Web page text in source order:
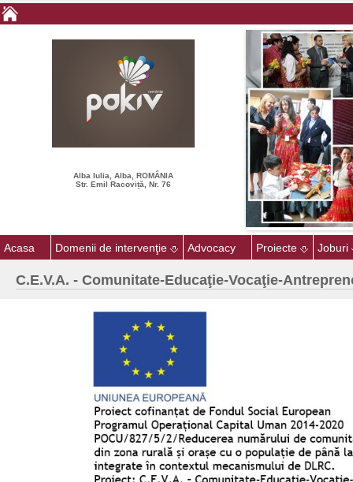
Alba Iulia, Alba, ROMÂNIA
Str. Emil Racoviță, Nr. 76
Acasa Domenii de intervenţie Advocacy Proiecte Joburi
C.E.V.A. - Comunitate-Educaţie-Vocaţie-